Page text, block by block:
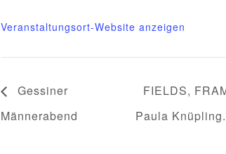
Veranstaltungsort-Website anzeigen
Gessiner
Männerabend
FIELDS,
Paula Knüpling.